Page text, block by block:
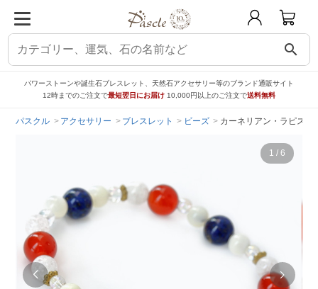
search
パワーストーンや誕生石ブレスレット、天然石アクセサリー等のブランド通販サイト
12時までのご注文で最短翌日にお届け 10,000円以上のご注文で送料無料
パスクル アクセサリー ブレスレット ビーズ カーネリアン・ラピスラ
1 / 6